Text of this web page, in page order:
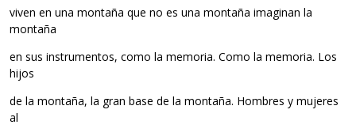
viven en una montaña que no es una montaña imaginan la
montaña
en sus instrumentos, como la memoria. Como la memoria. Los
hijos
de la montaña, la gran base de la montaña. Hombres y mujeres
al